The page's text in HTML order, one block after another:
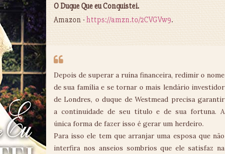
O Duque Que eu Conquistei.
Amazon - https://amzn.to/2CVGVw9.
Depois de superar a ruína financeira, redimir o nome
de sua família e se tornar o mais lendário investidor
de Londres, o duque de Westmead precisa garantir
a continuidade de seu título e de sua fortuna. A
única forma de fazer isso é gerar um herdeiro.
Para isso ele tem que arranjar uma esposa que não
interfira nos anseios sombrios que ele satisfaz na